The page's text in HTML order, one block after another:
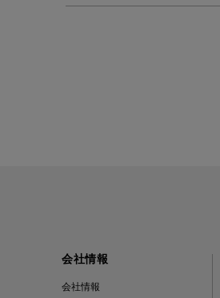
会社情報
会社情報